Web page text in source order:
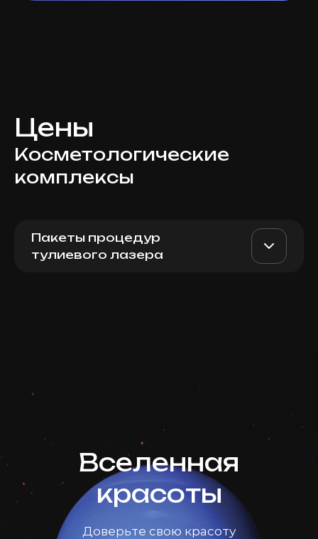
Цены
Косметологические
комплексы
Пакеты процедур
тулиевого лазера
Вселенная
красоты
Доверьте свою красоту